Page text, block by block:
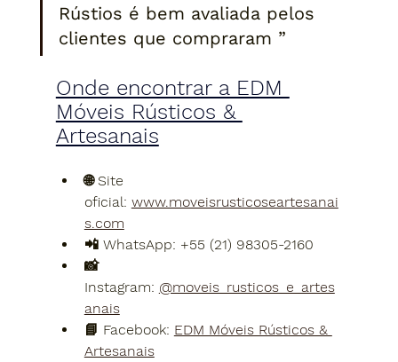
Rústios é bem avaliada pelos
clientes que compraram ”
Onde encontrar a EDM
Móveis Rústicos &
Artesanais
🌐 Site
oficial: www.moveisrusticoseartesanai
s.com
📲 WhatsApp: +55 (21) 98305-2160
📸
Instagram: @moveis_rusticos_e_artes
anais
📘 Facebook: EDM Móveis Rústicos &
Artesanais